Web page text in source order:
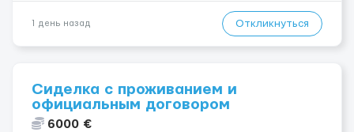
1 день назад Откликнуться
Сиделка с проживанием и
официальным договором
6000 €